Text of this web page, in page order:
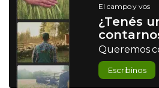
El campo y vos
¿Tenés
Queremos
Escribinos